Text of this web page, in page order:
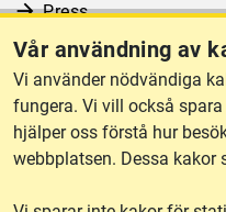
Vår användning av
Vi använder nödvändiga
fungera. Vi vill också
hjälper oss förstå hur
webbplatsen. Dessa kakor
Press
RSS
Om webbplatsen